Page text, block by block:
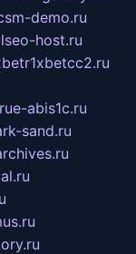
demo.ru
host.ru
e-abis1c.ru
sand.ru